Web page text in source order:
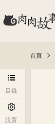
首頁
目錄
設置